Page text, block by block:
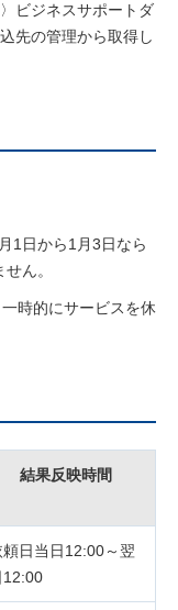
ビジネスサポートダ
先の管理から取得し
1日から1月3日なら
ん。
時的にサービスを休
結果反映時間
頼日当日12:00～翌
12:00